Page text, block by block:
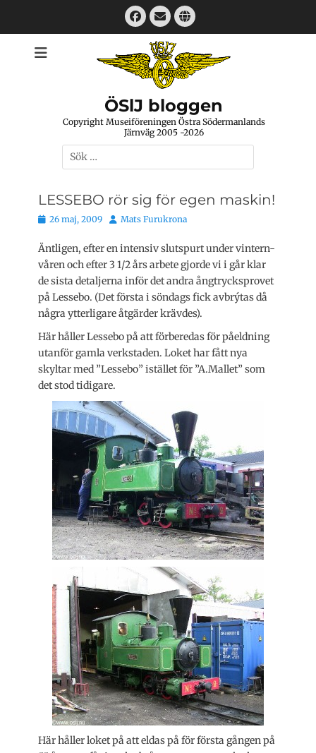
Facebook
E-
mail
Webbplats
ÖSlJ bloggen
Copyright Museiföreningen Östra Södermanlands
Järnväg 2005 -2026
Sök
efter:
LESSEBO rör sig för egen maskin!
Publicerat
26 maj, 2009 Författare
Mats Furukrona
Äntligen, efter en intensiv slutspurt under vintern-
våren och efter 3 1/2 års arbete gjorde vi i går klar
de sista detaljerna inför det andra ångtrycksprovet
på Lessebo. (Det första i söndags fick avbrýtas då
några ytterligare åtgärder krävdes).
Här håller Lessebo på att förberedas för påeldning
utanför gamla verkstaden. Loket har fått nya
skyltar med ”Lessebo” istället för ”A.Mallet” som
det stod tidigare.
Här håller loket på att eldas på för första gången på